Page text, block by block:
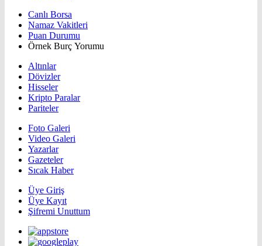
Canlı Borsa
Namaz Vakitleri
Puan Durumu
Örnek Burç Yorumu
Altınlar
Dövizler
Hisseler
Kripto Paralar
Pariteler
Foto Galeri
Video Galeri
Yazarlar
Gazeteler
Sıcak Haber
Üye Giriş
Üye Kayıt
Şifremi Unuttum